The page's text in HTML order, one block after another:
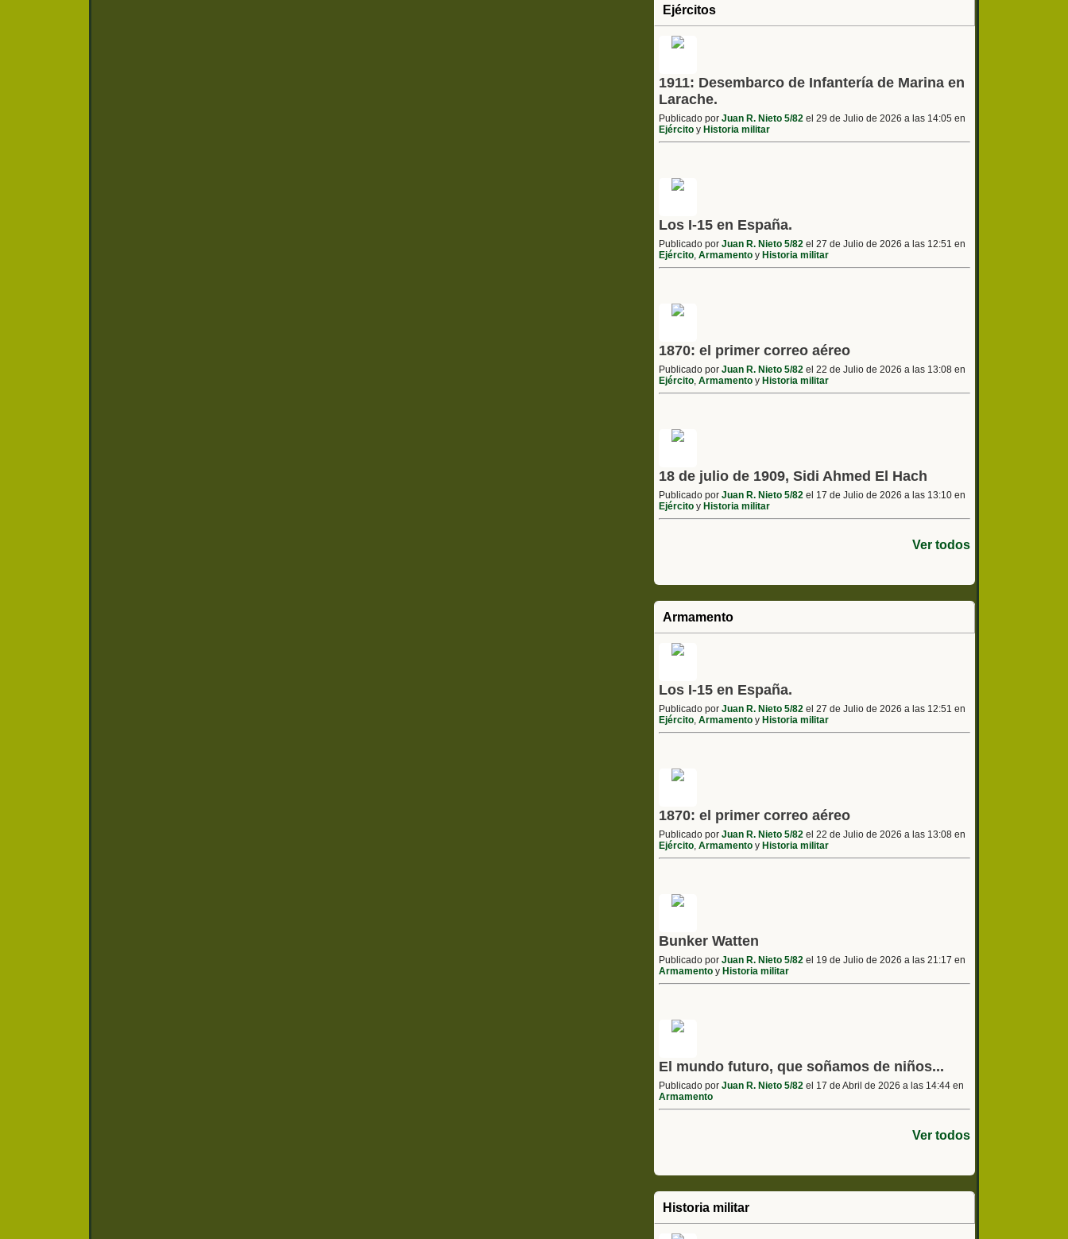
Ejércitos
1911: Desembarco de Infantería de Marina en
Larache.
Publicado porJuan R. Nieto 5/82 el 29 de Julio de 2026 a las 14:05 en
Ejército y Historia militar
Los I-15 en España.
Publicado porJuan R. Nieto 5/82 el 27 de Julio de 2026 a las 12:51 en
Ejército,Armamento y Historia militar
1870: el primer correo aéreo
Publicado porJuan R. Nieto 5/82 el 22 de Julio de 2026 a las 13:08 en
Ejército,Armamento y Historia militar
18 de julio de 1909, Sidi Ahmed El Hach
Publicado porJuan R. Nieto 5/82 el 17 de Julio de 2026 a las 13:10 en
Ejército y Historia militar
Ver todos
Armamento
Los I-15 en España.
Publicado porJuan R. Nieto 5/82 el 27 de Julio de 2026 a las 12:51 en
Ejército,Armamento y Historia militar
1870: el primer correo aéreo
Publicado porJuan R. Nieto 5/82 el 22 de Julio de 2026 a las 13:08 en
Ejército,Armamento y Historia militar
Bunker Watten
Publicado porJuan R. Nieto 5/82 el 19 de Julio de 2026 a las 21:17 en
Armamento y Historia militar
El mundo futuro, que soñamos de niños...
Publicado porJuan R. Nieto 5/82 el 17 de Abril de 2026 a las 14:44 en
Armamento
Ver todos
Historia militar